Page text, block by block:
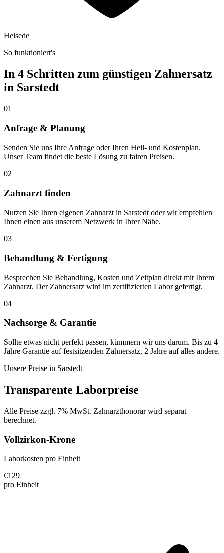
Heisede
So funktioniert's
In 4 Schritten zum günstigen Zahnersatz
in Sarstedt
01
Anfrage & Planung
Senden Sie uns Ihre Anfrage oder Ihren Heil- und Kostenplan.
Unser Team findet die beste Lösung zu fairen Preisen.
02
Zahnarzt finden
Nutzen Sie Ihren eigenen Zahnarzt in Sarstedt oder wir empfehlen
Ihnen einen aus unserem Netzwerk in Ihrer Nähe.
03
Behandlung & Fertigung
Besprechen Sie Behandlung, Kosten und Zeitplan direkt mit Ihrem
Zahnarzt. Der Zahnersatz wird im zertifizierten Labor gefertigt.
04
Nachsorge & Garantie
Sollte etwas nicht perfekt passen, kümmern wir uns darum. Bis zu 4
Jahre Garantie auf festsitzenden Zahnersatz, 2 Jahre auf alles andere.
Unsere Preise in Sarstedt
Transparente Laborpreise
Alle Preise zzgl. 7% MwSt. Zahnarzthonorar wird separat
berechnet.
Vollzirkon-Krone
Laborkosten pro Einheit
€129
pro Einheit